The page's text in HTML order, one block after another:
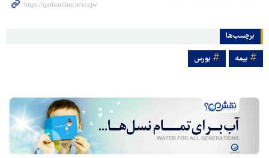
برچسب‌ها
بیمه بورس